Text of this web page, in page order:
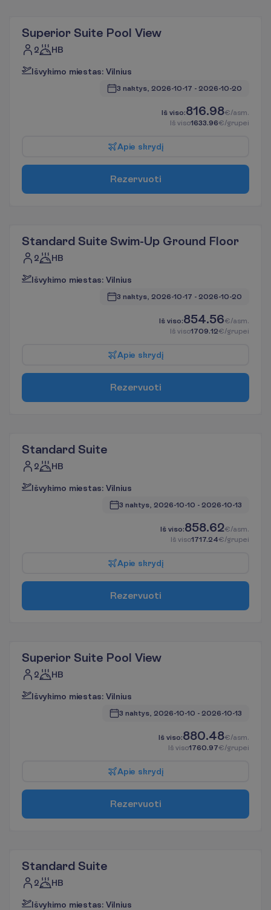
Superior Suite Pool View
2 HB
Išvykimo miestas: Vilnius
3 naktys, 2026-10-17 - 2026-10-20
Iš viso:816.98€/asm.
Iš viso1633.96€/grupei
Apie skrydį
Rezervuoti
Standard Suite Swim-Up Ground Floor
2 HB
Išvykimo miestas: Vilnius
3 naktys, 2026-10-17 - 2026-10-20
Iš viso:854.56€/asm.
Iš viso1709.12€/grupei
Apie skrydį
Rezervuoti
Standard Suite
2 HB
Išvykimo miestas: Vilnius
3 naktys, 2026-10-10 - 2026-10-13
Iš viso:858.62€/asm.
Iš viso1717.24€/grupei
Apie skrydį
Rezervuoti
Superior Suite Pool View
2 HB
Išvykimo miestas: Vilnius
3 naktys, 2026-10-10 - 2026-10-13
Iš viso:880.48€/asm.
Iš viso1760.97€/grupei
Apie skrydį
Rezervuoti
Standard Suite
2 HB
Išvykimo miestas: Vilnius